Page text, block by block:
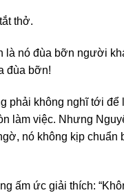
thở.
là nó đùa bỡn người
đùa bỡn!
phải không nghĩ tới để
làm việc. Nhưng
nó không kịp chuẩn
ấm ức giải thích: